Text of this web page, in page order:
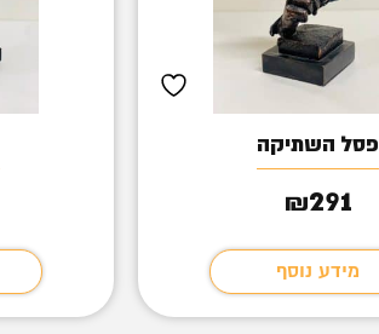
פסל השתיקה
₪291
מידע נוסף